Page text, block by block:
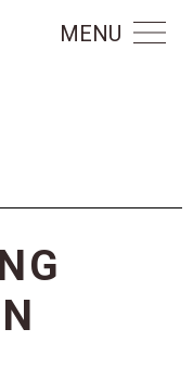
MENU
NG
N